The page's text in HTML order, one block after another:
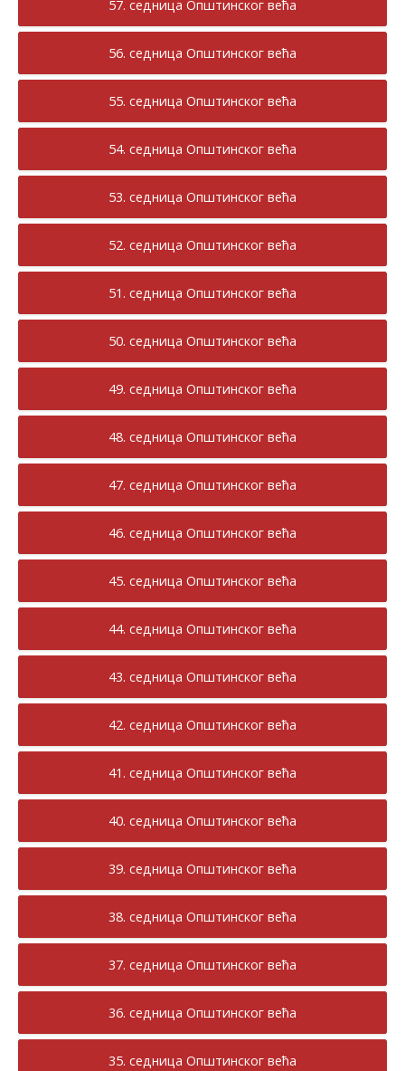
57. седница Општинског већа
56. седница Општинског већа
55. седница Општинског већа
54. седница Општинског већа
53. седница Општинског већа
52. седница Општинског већа
51. седница Општинског већа
50. седница Општинског већа
49. седница Општинског већа
48. седница Општинског већа
47. седница Општинског већа
46. седница Општинског већа
45. седница Општинског већа
44. седница Општинског већа
43. седница Општинског већа
42. седница Општинског већа
41. седница Општинског већа
40. седница Општинског већа
39. седница Општинског већа
38. седница Општинског већа
37. седница Општинског већа
36. седница Општинског већа
35. седница Општинског већа